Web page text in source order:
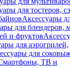
для тостеров,
Аксессуары
для блендеров,
и фруктов
для аэрогрилей,
для
ТВ и